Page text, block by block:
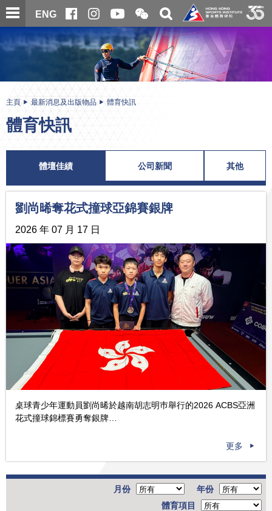
跳
至
內
ENG
開
合
微
信
二
維
碼
關
搜
尋
内
主頁 最新消息及出版物品 體育快訊
體育快訊
體壇佳績 公司新聞 其他
劉尚晞奪花式撞球亞錦賽銀牌
2026 年 07 月 17 日
桌球青少年運動員劉尚晞於越南胡志明巿舉行的2026 ACBS亞洲
花式撞球錦標賽勇奪銀牌…
更多
年份
月份
體育項目